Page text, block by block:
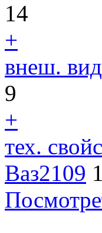
14
+
внеш. вид
9
+
тех.
Ваз2109